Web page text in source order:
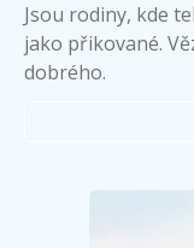
Jsou rodiny, kde
jako přikované.
dobrého.